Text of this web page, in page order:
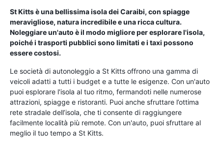
St Kitts è una bellissima isola dei Caraibi, con spiagge
meravigliose, natura incredibile e una ricca cultura.
Noleggiare un'auto è il modo migliore per esplorare l'isola,
poiché i trasporti pubblici sono limitati e i taxi possono
essere costosi.
Le società di autonoleggio a St Kitts offrono una gamma di
veicoli adatti a tutti i budget e a tutte le esigenze. Con un'auto
puoi esplorare l'isola al tuo ritmo, fermandoti nelle numerose
attrazioni, spiagge e ristoranti. Puoi anche sfruttare l’ottima
rete stradale dell’isola, che ti consente di raggiungere
facilmente località più remote. Con un'auto, puoi sfruttare al
meglio il tuo tempo a St Kitts.